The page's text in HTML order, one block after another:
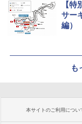
【
サー
編）
も
本サイトのご利用につい